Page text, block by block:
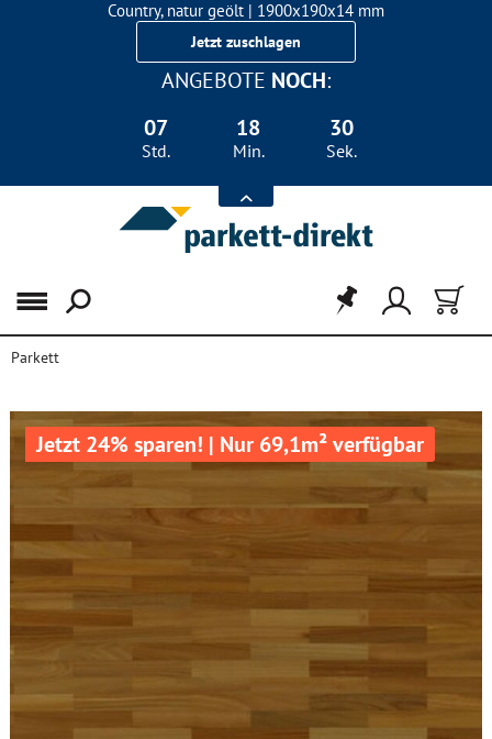
Country, natur geölt | 1900x190x14 mm
Landhausdiele Eiche für nur 29,90 €/m²
Jetzt zuschlagen
ANGEBOTE NOCH:
07
Std.
18
Min.
30
Sek.
Menü
Parkett
Jetzt 24% sparen! | Nur 69,1m² verfügbar